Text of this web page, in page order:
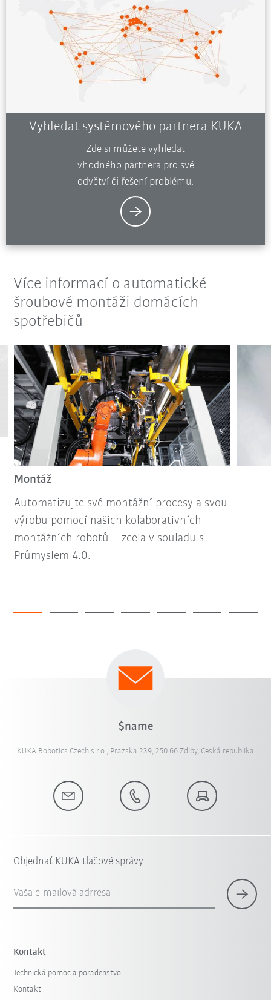
Vyhledat systémového partnera KUKA
Zde si můžete vyhledat
vhodného partnera pro své
odvětví či řešení problému.
Více informací o automatické
šroubové montáži domácích
spotřebičů
Montáž
Automatizujte své montážní procesy a svou
výrobu pomocí našich kolaborativních
montážních robotů – zcela v souladu s
Průmyslem 4.0.
$name
KUKA Robotics Czech s.r.o., Prazska 239, 250 66 Zdiby, Ceská republika
Objednať KUKA tlačové správy
Vaša e-mailová adrresa
Kontakt
Technická pomoc a poradenstvo
Kontakt